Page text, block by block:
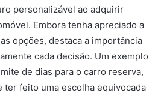
personalizável ao adquirir
Embora tenha apreciado a
opções, destaca a importância
cada decisão. Um exemplo
de dias para o carro reserva,
ter feito uma escolha equivocada